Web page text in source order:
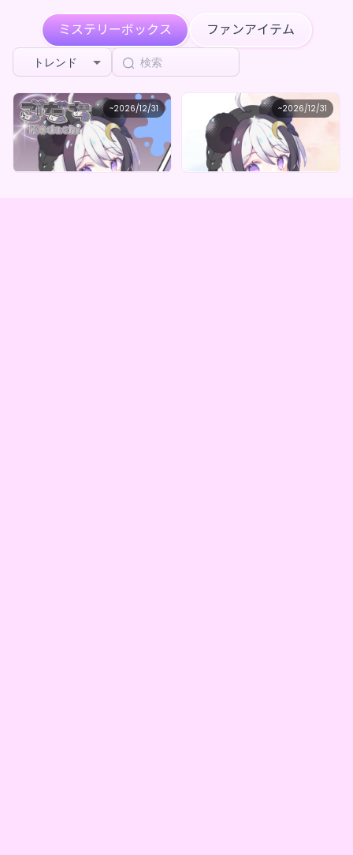
ミステリーボックス ファンアイテム
トレンド
~2026/12/31
Silent correcting coat
こだち オリジナルデジタルBOX（全５種）
最低価格
1,000 購入はこちら
~2026/12/31
Silent correcting coat
こだち オリジナルデジタルBOX（全5種）
最低価格
1,000 購入はこちら